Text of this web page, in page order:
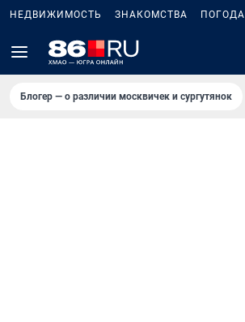
НЕДВИЖИМОСТЬ ЗНАКОМСТВА ПОГОДА
Блогер — о различии москвичек и сургутянок